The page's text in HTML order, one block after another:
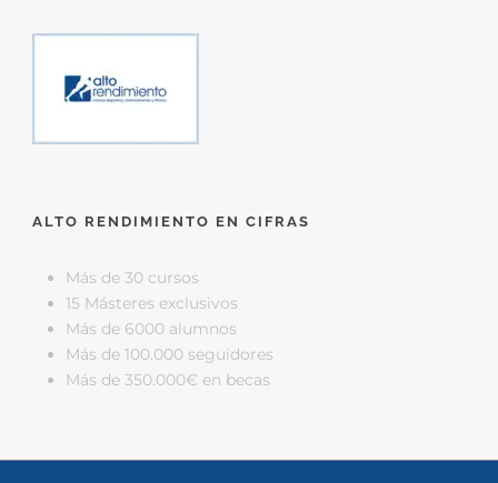
ALTO RENDIMIENTO EN CIFRAS
Más de 30 cursos
15 Másteres exclusivos
Más de 6000 alumnos
Más de 100.000 seguidores
Más de 350.000€ en becas